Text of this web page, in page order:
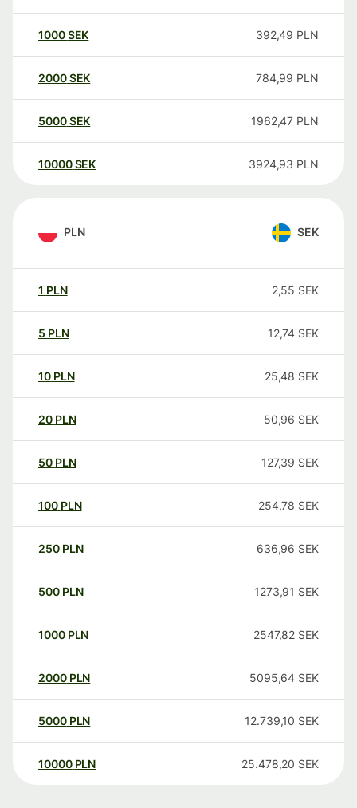
1000SEK 392,49 PLN
2000SEK 784,99 PLN
5000SEK 1962,47 PLN
10000 SEK 3924,93 PLN
PLN SEK
1 PLN 2,55 SEK
5 PLN 12,74 SEK
10 PLN 25,48 SEK
20 PLN 50,96 SEK
50 PLN 127,39 SEK
100 PLN 254,78 SEK
250 PLN 636,96 SEK
500 PLN 1273,91 SEK
1000 PLN 2547,82 SEK
2000 PLN 5095,64 SEK
5000 PLN 12.739,10 SEK
10000 PLN 25.478,20 SEK